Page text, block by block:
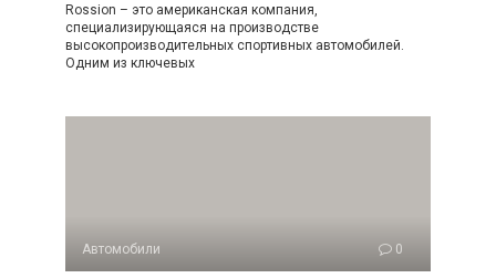
Rossion – это американская компания,
специализирующаяся на производстве
высокопроизводительных спортивных автомобилей.
Одним из ключевых
Автомобили 0